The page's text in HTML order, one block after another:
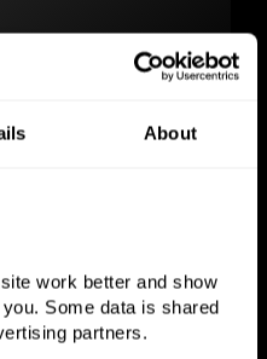
About
work better and show
Some data is shared
partners.